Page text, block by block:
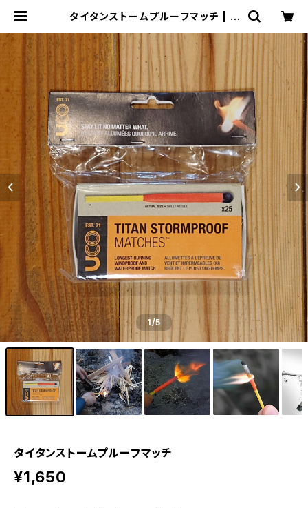
タイタンストームプルーフマッチ | T
1/5
タイタンストームプルーフマッチ
¥1,650